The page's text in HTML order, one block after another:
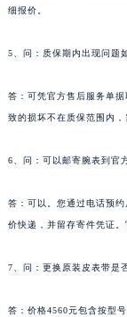
细报价。
5、问：质保期内出现问题
答：可凭官方售后服务单
致的损坏不在质保范围内，
6、问：可以邮寄腕表到官
答：可以。您通过电话预
价快递，并留存寄件凭证
7、问：更换原装皮表带是
答：价格4560元包含按型